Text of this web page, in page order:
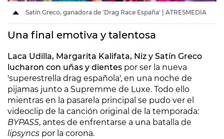
Satín Greco, ganadora de 'Drag Race España' | ATRESMEDIA
Una final emotiva y talentosa
Laca Udilla, Margarita Kalifata, Niz y Satín Greco
lucharon con uñas y dientes por ser la nueva
'superestrella drag española', en una noche de
pijamas junto a Supremme de Luxe. Todo ello
mientras en la pasarela principal se pudo ver el
videoclip de la canción original de la temporada:
BYPASS, antes de enfrentarse a una batalla de
lipsyncs por la corona.